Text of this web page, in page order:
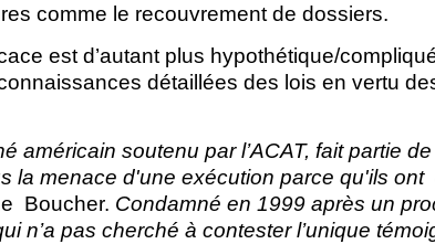
comme le recouvrement de dossiers.
est d’autant plus hypothétique/
détaillées des lois en vertu
américain soutenu par l’ACAT, fait partie
la menace d'une exécution parce qu'ils ont
Boucher. Condamné en 1999 après un
n’a pas cherché à contester l’unique